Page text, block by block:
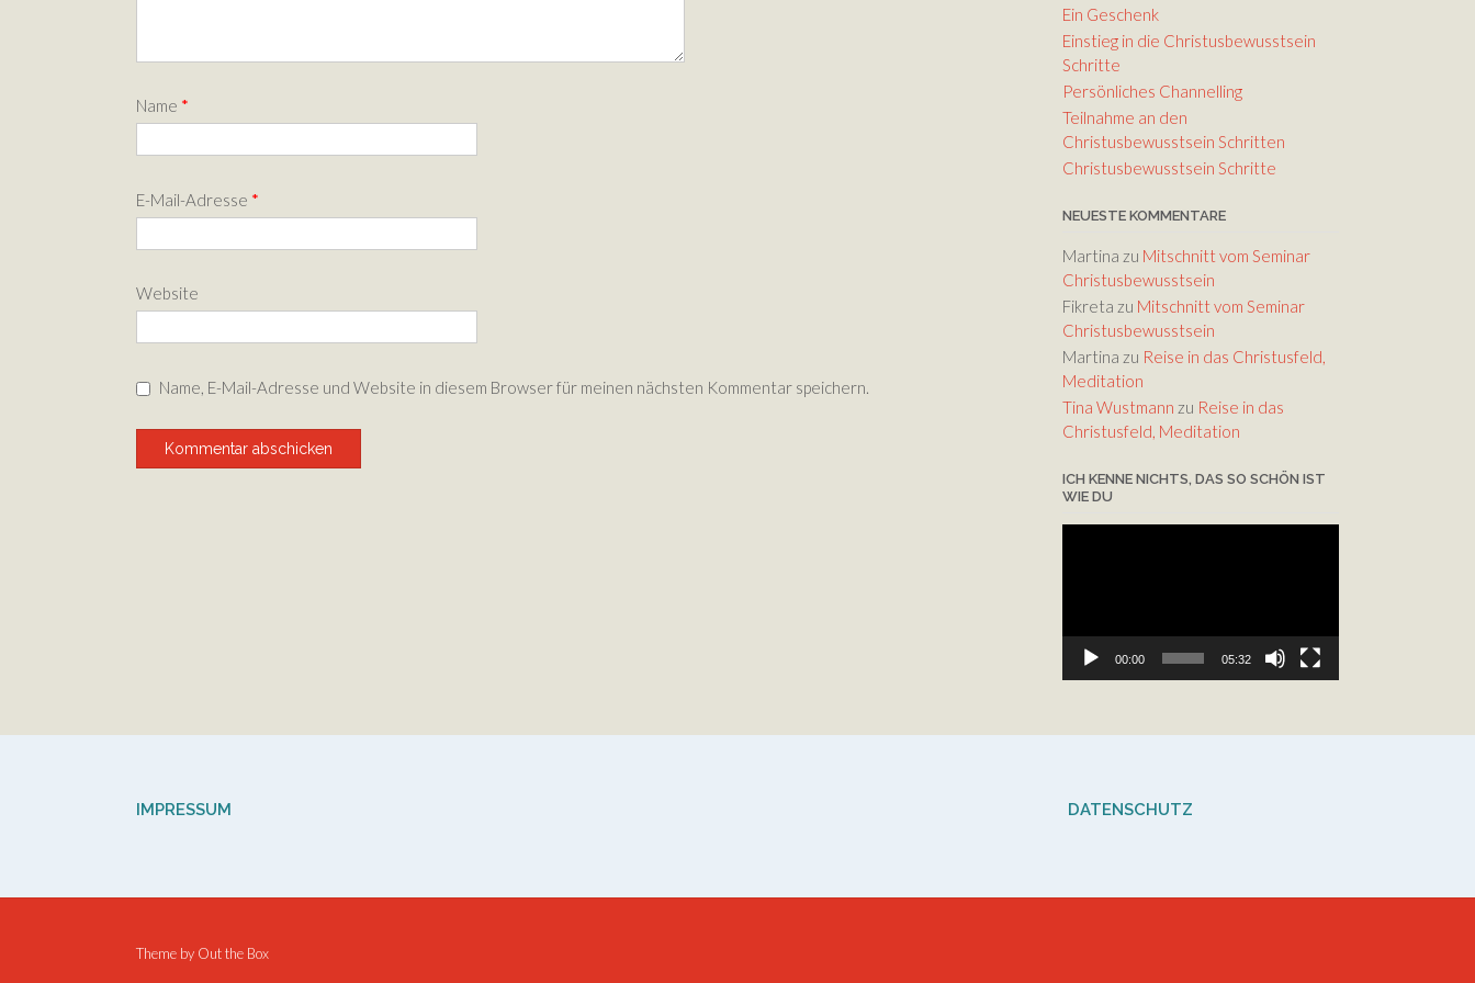
Name *
E-Mail-Adresse *
Website
Name, E-Mail-Adresse und Website in diesem Browser für meinen nächsten Kommentar speichern.
zu
Ein Geschenk
Einstieg in die Christusbewusstsein
Schritte
Persönliches Channelling
Teilnahme an den
Christusbewusstsein Schritten
Christusbewusstsein Schritte
NEUESTE KOMMENTARE
Martina zu Mitschnitt vom Seminar
Christusbewusstsein
Fikreta zu Mitschnitt vom Seminar
Christusbewusstsein
Martina zu Reise in das Christusfeld,
Meditation
Tina Wustmann zu Reise in das
Christusfeld, Meditation
ICH KENNE NICHTS, DAS SO SCHÖN IST
WIE DU
00:00 05:32
IMPRESSUM DATENSCHUTZ
Theme by Out the Box